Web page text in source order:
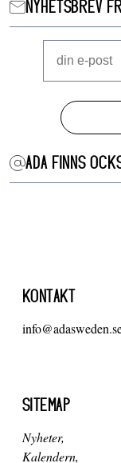
NYHETSBREV
ADA FINNS
KONTAKT
SITEMAP
Nyheter
Kalendern